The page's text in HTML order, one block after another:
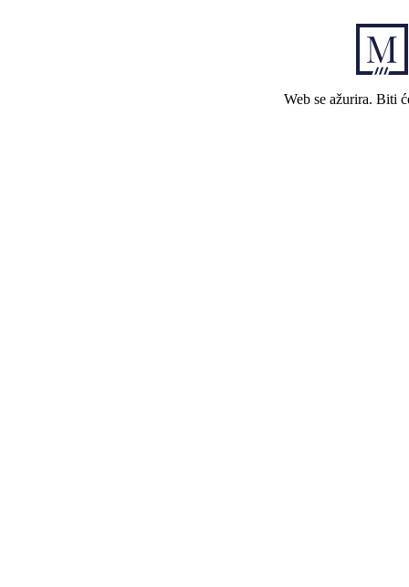
Web se ažurira. Biti